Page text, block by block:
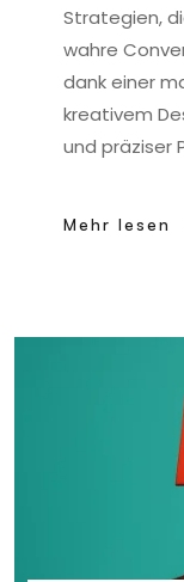
Strategien,
wahre
dank einer
kreativem
und präziser
Mehr lesen